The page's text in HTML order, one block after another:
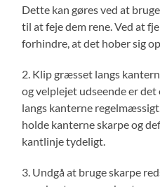
Dette kan gøres ved at
til at feje dem rene. Ved at
forhindre, at det hober sig
2. Klip græsset langs
og velplejet udseende er
langs kanterne
holde kanterne skarpe og
kantlinje tydeligt.
3. Undgå at bruge skarpe